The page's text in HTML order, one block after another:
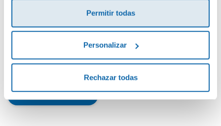
Permitir todas
Personalizar
Rechazar todas
Envía tu opinión